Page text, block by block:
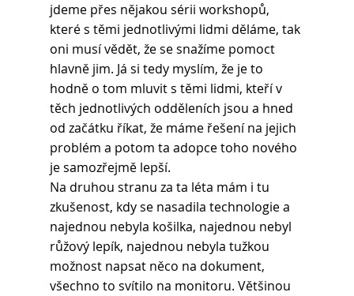
jdeme přes nějakou sérii workshopů,
které s těmi jednotlivými lidmi děláme, tak
oni musí vědět, že se snažíme pomoct
hlavně jim. Já si tedy myslím, že je to
hodně o tom mluvit s těmi lidmi, kteří v
těch jednotlivých odděleních jsou a hned
od začátku říkat, že máme řešení na jejich
problém a potom ta adopce toho nového
je samozřejmě lepší.
Na druhou stranu za ta léta mám i tu
zkušenost, kdy se nasadila technologie a
najednou nebyla košilka, najednou nebyl
růžový lepík, najednou nebyla tužkou
možnost napsat něco na dokument,
všechno to svítilo na monitoru. Většinou